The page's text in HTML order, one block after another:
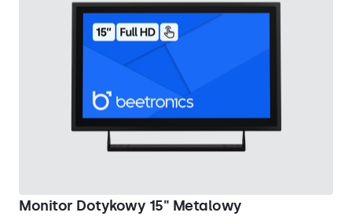
Monitor Dotykowy 15" Metalowy